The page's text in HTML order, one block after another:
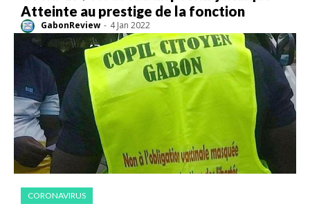
Atteinte au prestige de la fonction
GabonReview - 4 Jan 2022
CORONAVIRUS